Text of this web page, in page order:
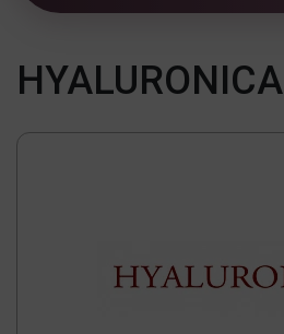
HYALURONICA